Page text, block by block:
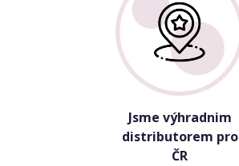
Jsme výhradnim
distributorem pro
ČR